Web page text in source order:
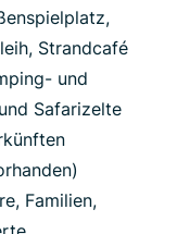
Strandcafé
und
Safarizelte
Familien,